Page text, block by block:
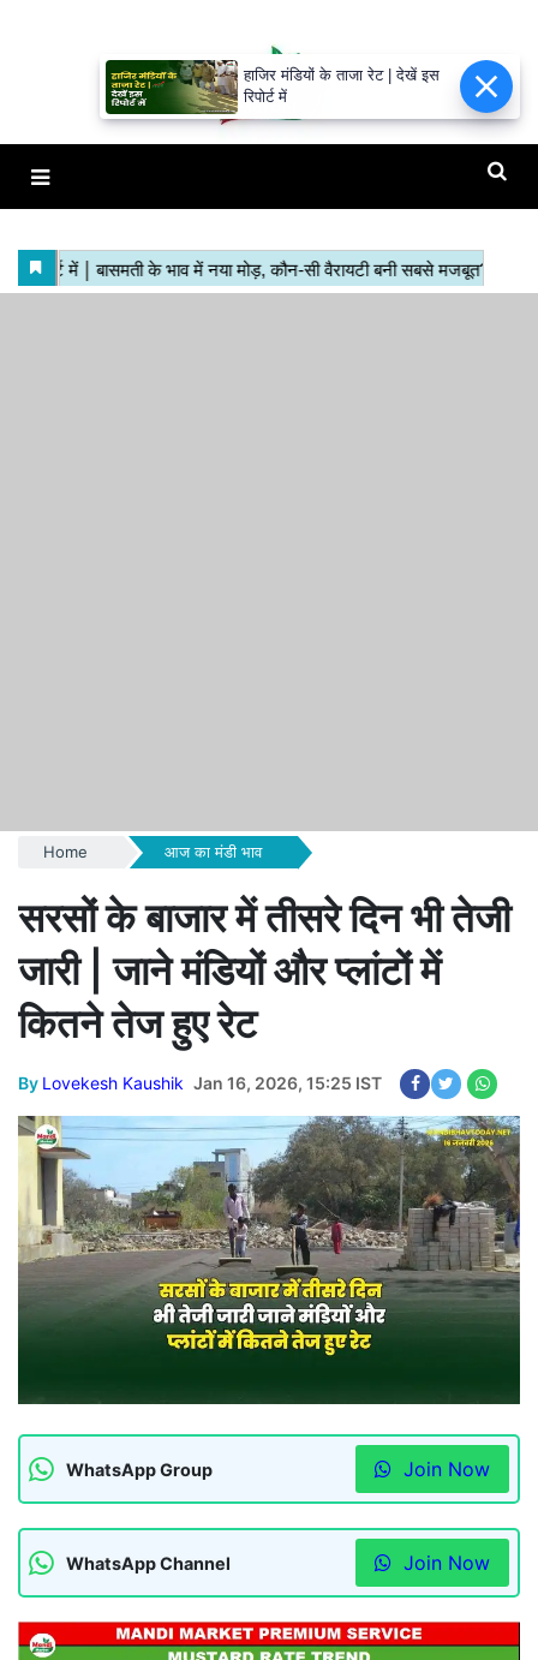
Home आज का मंडी भाव
सरसों के बाजार में तीसरे दिन भी तेजी
जारी | जाने मंडियों और प्लांटों में
कितने तेज हुए रेट
By Lovekesh Kaushik Jan 16, 2026, 15:25 IST
WhatsApp Group Join Now
WhatsApp Channel Join Now
हाजिर मंडियों के ताजा रेट | देखें इस
रिपोर्ट में